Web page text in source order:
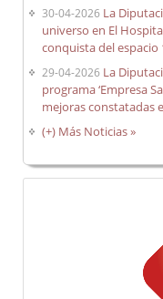
30-04-2026 La
universo en El
conquista del espacio
29-04-2026 La
programa ‘Empresa
mejoras constatadas
(+) Más Noticias »